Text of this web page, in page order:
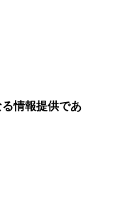
情報提供であ